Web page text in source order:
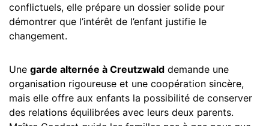
conflictuels, elle prépare un dossier solide pour
démontrer que l’intérêt de l’enfant justifie le
changement.
Une garde alternée à Creutzwald demande une
organisation rigoureuse et une coopération sincère,
mais elle offre aux enfants la possibilité de conserver
des relations équilibrées avec leurs deux parents.